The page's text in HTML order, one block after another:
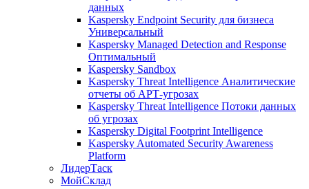
данных
Kaspersky Endpoint Security для бизнеса
Универсальный
Kaspersky Managed Detection and Response
Оптимальный
Kaspersky Sandbox
Kaspersky Threat Intelligence Аналитические
отчеты об АРТ-угрозах
Kaspersky Threat Intelligence Потоки данных
об угрозах
Kaspersky Digital Footprint Intelligence
Kaspersky Automated Security Awareness
Platform
ЛидерТаск
МойСклад